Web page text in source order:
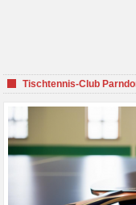
Tischtennis-Club